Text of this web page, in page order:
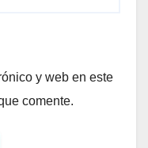
y web en este
comente.